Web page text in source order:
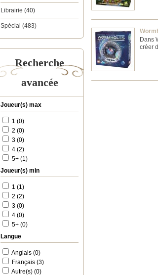
Librairie (40)
Spécial (483)
Recherche
avancée
Joueur(s) max
1 (0)
2 (0)
3 (0)
4 (2)
5+ (1)
Joueur(s) min
1 (1)
2 (2)
3 (0)
4 (0)
5+ (0)
Langue
Anglais (0)
Français (3)
Autre(s) (0)
Dans
créer